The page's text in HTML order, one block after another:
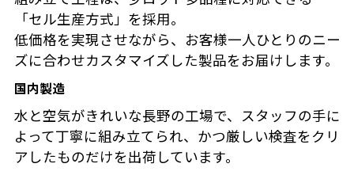
「セル生産方式」を採用。
低価格を実現させながら、お客様一人ひとりのニー
ズに合わせカスタマイズした製品をお届けします。
国内製造
水と空気がきれいな長野の工場で、スタッフの手に
よって丁寧に組み立てられ、かつ厳しい検査をクリ
アしたものだけを出荷しています。